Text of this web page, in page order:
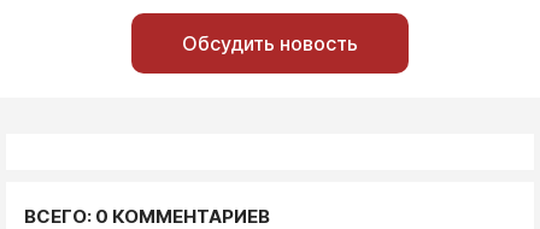
Обсудить новость
ВСЕГО: 0 КОММЕНТАРИЕВ